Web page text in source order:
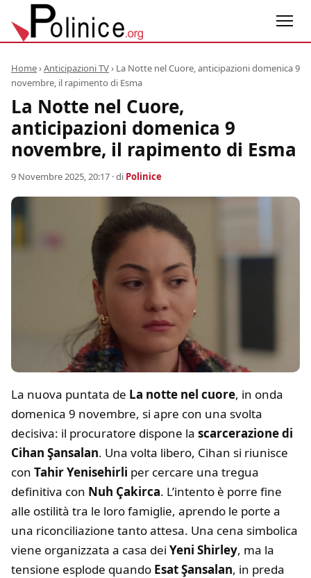
Home›Anticipazioni TV› La Notte nel Cuore, anticipazioni domenica 9
novembre, il rapimento di Esma
La Notte nel Cuore,
anticipazioni domenica 9
novembre, il rapimento di Esma
9 Novembre 2025, 20:17 · di Polinice
La nuova puntata de La notte nel cuore, in onda
domenica 9 novembre, si apre con una svolta
decisiva: il procuratore dispone la scarcerazione di
Cihan Şansalan. Una volta libero, Cihan si riunisce
con Tahir Yenisehirli per cercare una tregua
definitiva con Nuh Çakirca. L’intento è porre fine
alle ostilità tra le loro famiglie, aprendo le porte a
una riconciliazione tanto attesa. Una cena simbolica
viene organizzata a casa dei Yeni Shirley, ma la
tensione esplode quando Esat Şansalan, in preda